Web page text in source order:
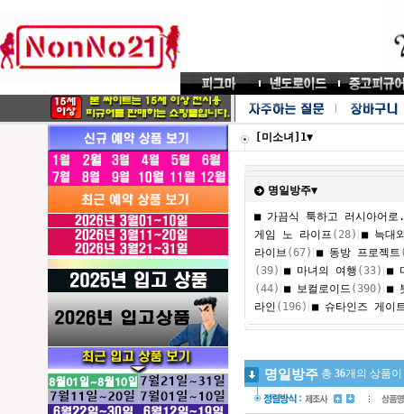
[미소녀]1▼
명일방주▼
■ 가끔식 툭하고 러시아어
게임 노 라이프 (28) ■ 늑대
라이브 (67) ■ 동방 프로젝트
(39) ■ 마녀의 여행 (33) ■
(44) ■ 보컬로이드 (390) ■
라인 (196) ■ 슈타인즈 게이
명일방주 총 36개의 상품